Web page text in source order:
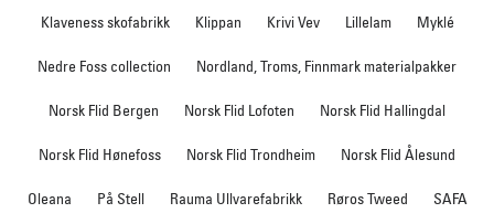
Klaveness skofabrikk Klippan Krivi Vev Lillelam Myklé
Nedre Foss collection Nordland, Troms, Finnmark materialpakker
Norsk Flid Bergen Norsk Flid Lofoten Norsk Flid Hallingdal
Norsk Flid Hønefoss Norsk Flid Trondheim Norsk Flid Ålesund
Oleana På Stell Rauma Ullvarefabrikk Røros Tweed SAFA